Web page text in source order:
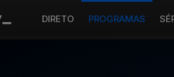
DIRETO PROGRAMAS